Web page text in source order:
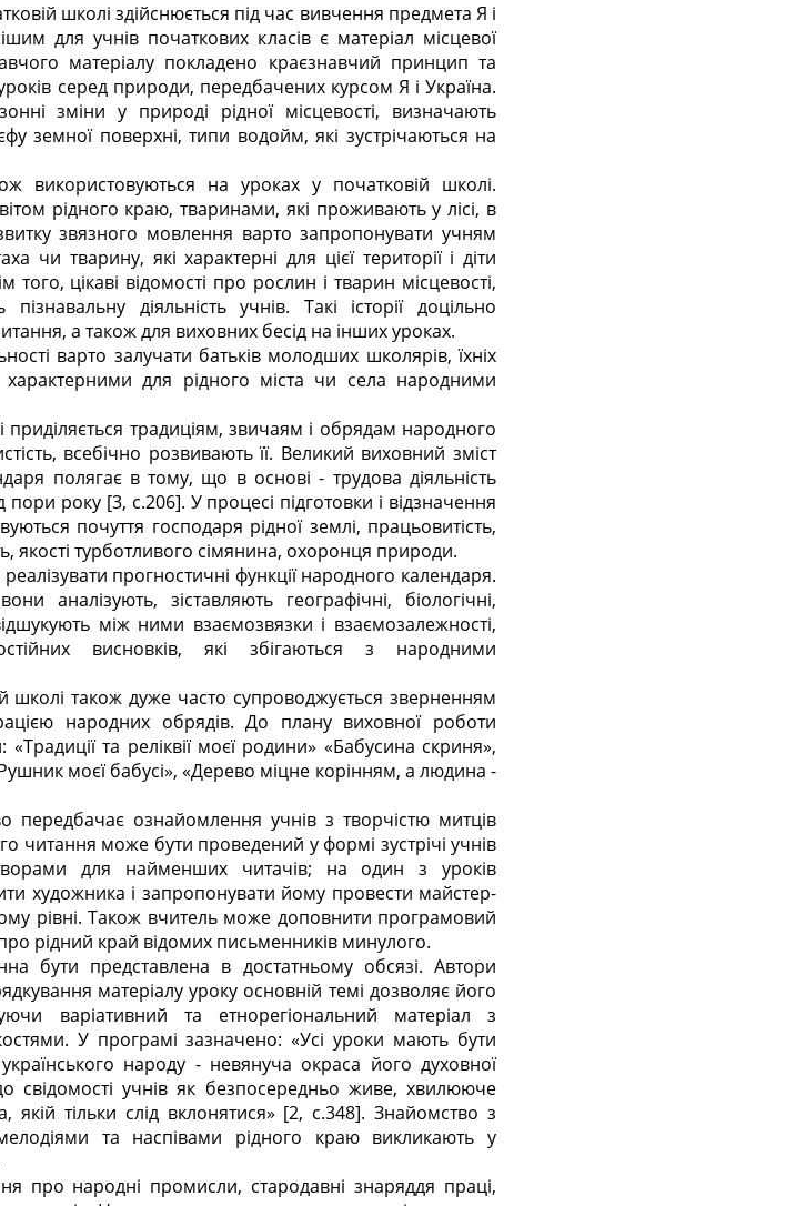
школі здійснюється під час вивчення предмета Я і
для учнів початкових класів є матеріал місцевої
матеріалу покладено краєзнавчий принцип та
серед природи, передбачених курсом Я і Україна.
зміни у природі рідної місцевості, визначають
земної поверхні, типи водойм, які зустрічаються на
використовуються на уроках у початковій школі.
рідного краю, тваринами, які проживають у лісі, в
звязного мовлення варто запропонувати учням
чи тварину, які характерні для цієї території і діти
того, цікаві відомості про рослин і тварин місцевості,
діяльність учнів. Такі історії доцільно
а також для виховних бесід на інших уроках.
варто залучати батьків молодших школярів, їхніх
характерними для рідного міста чи села народними
традиціям, звичаям і обрядам народного
всебічно розвивають її. Великий виховний зміст
полягає в тому, що в основі - трудова діяльність
пори року [3, c.206]. У процесі підготовки і відзначення
почуття господаря рідної землі, працьовитість,
якості турботливого сімянина, охоронця природи.
прогностичні функції народного календаря.
аналізують, зіставляють географічні, біологічні,
між ними взаємозвязки і взаємозалежності,
висновків, які збігаються з народними
школі також дуже часто супроводжується зверненням
народних обрядів. До плану виховної роботи
та реліквії моєї родини» «Бабусина скриня»,
моєї бабусі», «Дерево міцне корінням, а людина -
передбачає ознайомлення учнів з творчістю митців
читання може бути проведений у формі зустрічі учнів
для найменших читачів; на один з уроків
художника і запропонувати йому провести майстер-
рівні. Також вчитель може доповнити програмовий
рідний край відомих письменників минулого.
бути представлена в достатньому обсязі. Автори
матеріалу уроку основній темі дозволяє його
варіативний та етнорегіональний матеріал з
У програмі зазначено: «Усі уроки мають бути
народу - невянуча окраса його духовної
свідомості учнів як безпосередньо живе, хвилююче
тільки слід вклонятися» [2, с.348]. Знайомство з
та наспівами рідного краю викликають у
про народні промисли, стародавні знаряддя праці,